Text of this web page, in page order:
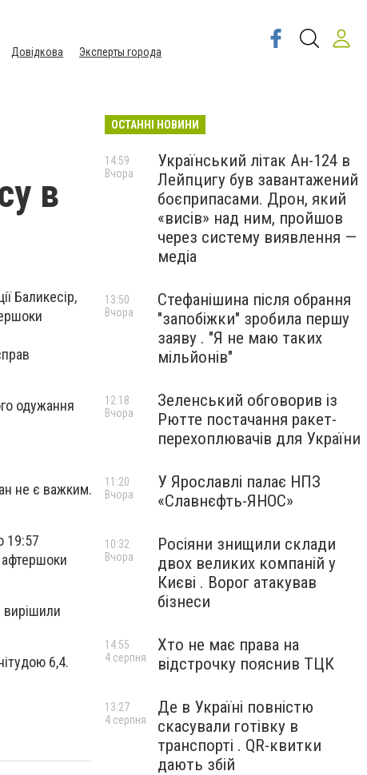
Довідкова Эксперты города
в
Баликесір,
одужання
не є важким.
19:57
афтершоки
вирішили
6,4.
ОСТАННІ НОВИНИ
Український літак Ан-124 в
Лейпцигу був завантажений
боєприпасами. Дрон, який
«висів» над ним, пройшов
через систему виявлення —
медіа
14:59
Вчора
Стефанішина після обрання
"запобіжки" зробила першу
заяву . "Я не маю таких
мільйонів"
13:50
Вчора
Зеленський обговорив із
Рютте постачання ракет-
перехоплювачів для України
12:18
Вчора
У Ярославлі палає НПЗ
«Славнєфть-ЯНОС»
11:20
Вчора
Росіяни знищили склади
двох великих компаній у
Києві . Ворог атакував
бізнеси
10:32
Вчора
Хто не має права на
відстрочку пояснив ТЦК
14:55
4 серпня
Де в Україні повністю
скасували готівку в
транспорті . QR-квитки
дають збій
13:27
4 серпня